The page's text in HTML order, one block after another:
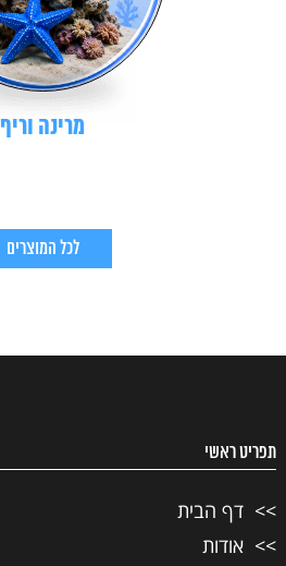
מרינה וריף
לכל המוצרים
תפריט ראשי
דף הבית
אודות